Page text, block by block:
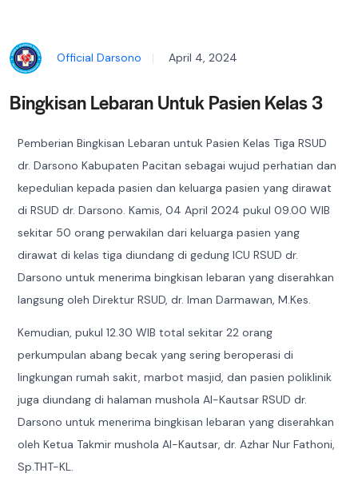
Official Darsono April 4, 2024
Bingkisan Lebaran Untuk Pasien Kelas 3
Pemberian Bingkisan Lebaran untuk Pasien Kelas Tiga RSUD
dr. Darsono Kabupaten Pacitan sebagai wujud perhatian dan
kepedulian kepada pasien dan keluarga pasien yang dirawat
di RSUD dr. Darsono. Kamis, 04 April 2024 pukul 09.00 WIB
sekitar 50 orang perwakilan dari keluarga pasien yang
dirawat di kelas tiga diundang di gedung ICU RSUD dr.
Darsono untuk menerima bingkisan lebaran yang diserahkan
langsung oleh Direktur RSUD, dr. Iman Darmawan, M.Kes.
Kemudian, pukul 12.30 WIB total sekitar 22 orang
perkumpulan abang becak yang sering beroperasi di
lingkungan rumah sakit, marbot masjid, dan pasien poliklinik
juga diundang di halaman mushola Al-Kautsar RSUD dr.
Darsono untuk menerima bingkisan lebaran yang diserahkan
oleh Ketua Takmir mushola Al-Kautsar, dr. Azhar Nur Fathoni,
Sp.THT-KL.